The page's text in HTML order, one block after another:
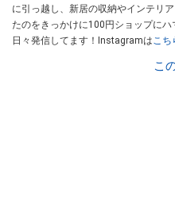
に引っ越し、新居の収納やインテリ
たのをきっかけに100円ショップにハマる。 100円ショップで購入
日々発信してます！Instagramはこち
こ